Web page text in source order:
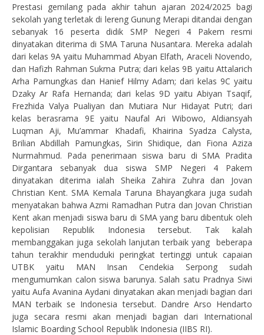
Prestasi gemilang pada akhir tahun ajaran 2024/2025 bagi
sekolah yang terletak di lereng Gunung Merapi ditandai dengan
sebanyak 16 peserta didik SMP Negeri 4 Pakem resmi
dinyatakan diterima di SMA Taruna Nusantara. Mereka adalah
dari kelas 9A yaitu Muhammad Abyan Elfath, Araceli Novendo,
dan Hafizh Rahman Sukma Putra; dari kelas 9B yaitu Attalarich
Arha Pamungkas dan Hanief Hilmy Adam; dari kelas 9C yaitu
Dzaky Ar Rafa Hernanda; dari kelas 9D yaitu Abiyan Tsaqif,
Frezhida Valya Pualiyan dan Mutiara Nur Hidayat Putri; dari
kelas berasrama 9E yaitu Naufal Ari Wibowo, Aldiansyah
Luqman Aji, Mu’ammar Khadafi, Khairina Syadza Calysta,
Brilian Abdillah Pamungkas, Sirin Shidique, dan Fiona Aziza
Nurmahmud. Pada penerimaan siswa baru di SMA Pradita
Dirgantara sebanyak dua siswa SMP Negeri 4 Pakem
dinyatakan diterima ialah Sheika Zahira Zuhra dan Jovan
Christian Kent. SMA Kemala Taruna Bhayangkara juga sudah
menyatakan bahwa Azmi Ramadhan Putra dan Jovan Christian
Kent akan menjadi siswa baru di SMA yang baru dibentuk oleh
kepolisian Republik Indonesia tersebut. Tak kalah
membanggakan juga sekolah lanjutan terbaik yang beberapa
tahun terakhir menduduki peringkat tertinggi untuk capaian
UTBK yaitu MAN Insan Cendekia Serpong sudah
mengumumkan calon siswa barunya. Salah satu Pradnya Siwi
yaitu Aufa Avanina Aydani dinyatakan akan menjadi bagian dari
MAN terbaik se Indonesia tersebut. Dandre Arso Hendarto
juga secara resmi akan menjadi bagian dari International
Islamic Boarding School Republik Indonesia (IIBS RI).